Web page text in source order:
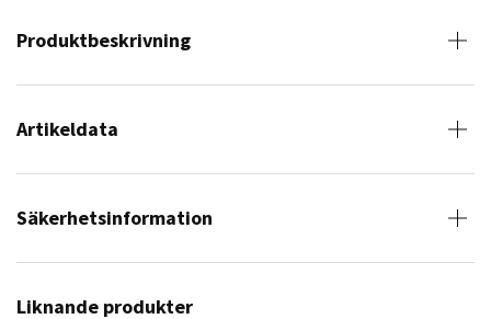
Produktbeskrivning
Artikeldata
Säkerhetsinformation
Liknande produkter